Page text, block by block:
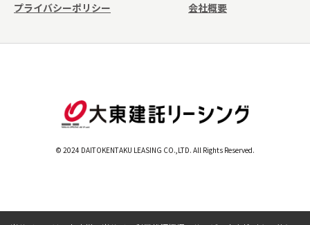
プライバシーポリシー
会社概要
© 2024 DAITOKENTAKU LEASING CO.,LTD. All Rights Reserved.